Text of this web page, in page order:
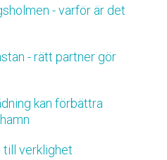
- varför är det
- rätt partner gör
kan förbättra
till verklighet